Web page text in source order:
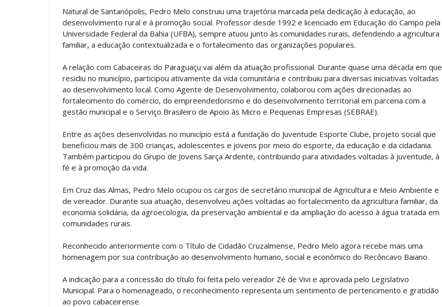
Natural de Santanópolis, Pedro Melo construiu uma trajetória marcada pela dedicação à educação, ao
desenvolvimento rural e à promoção social. Professor desde 1992 e licenciado em Educação do Campo pela
Universidade Federal da Bahia (UFBA), sempre atuou junto às comunidades rurais, defendendo a agricultura
familiar, a educação contextualizada e o fortalecimento das organizações populares.
A relação com Cabaceiras do Paraguaçu vai além da atuação profissional. Durante quase uma década em que
residiu no município, participou ativamente da vida comunitária e contribuiu para diversas iniciativas voltadas
ao desenvolvimento local. Como Agente de Desenvolvimento, colaborou com ações direcionadas ao
fortalecimento do comércio, do empreendedorismo e do desenvolvimento territorial em parceria com a
gestão municipal e o Serviço Brasileiro de Apoio às Micro e Pequenas Empresas (SEBRAE).
Entre as ações desenvolvidas no município está a fundação do Juventude Esporte Clube, projeto social que
beneficiou mais de 300 crianças, adolescentes e jovens por meio do esporte, da educação e da cidadania.
Também participou do Grupo de Jovens Sarça Ardente, contribuindo para atividades voltadas à juventude, à
fé e à promoção da vida.
Em Cruz das Almas, Pedro Melo ocupou os cargos de secretário municipal de Agricultura e Meio Ambiente e
de vereador. Durante sua atuação, desenvolveu ações voltadas ao fortalecimento da agricultura familiar, da
economia solidária, da agroecologia, da preservação ambiental e da ampliação do acesso à água tratada em
comunidades rurais.
Reconhecido anteriormente com o Título de Cidadão Cruzalmense, Pedro Melo agora recebe mais uma
homenagem por sua contribuição ao desenvolvimento humano, social e econômico do Recôncavo Baiano.
A indicação para a concessão do título foi feita pelo vereador Zé de Vivi e aprovada pelo Legislativo
Municipal. Para o homenageado, o reconhecimento representa um sentimento de pertencimento e gratidão
ao povo cabaceirense.